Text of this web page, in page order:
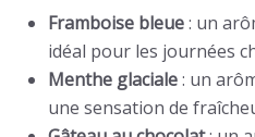
Framboise bleue: un
idéal pour les journées
Menthe glaciale: un
une sensation de